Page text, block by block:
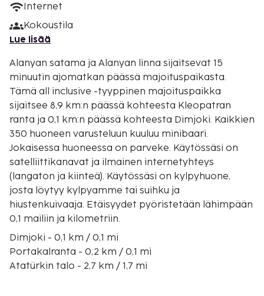
Internet
Kokoustila
Lue lisää
Alanyan satama ja Alanyan linna sijaitsevat 15
minuutin ajomatkan päässä majoituspaikasta.
Tämä all inclusive -tyyppinen majoituspaikka
sijaitsee 8,9 km:n päässä kohteesta Kleopatran
ranta ja 0,1 km:n päässä kohteesta Dimjoki. Kaikkien
350 huoneen varusteluun kuuluu minibaari.
Jokaisessa huoneessa on parveke. Käytössäsi on
satelliittikanavat ja ilmainen internetyhteys
(langaton ja kiinteä). Käytössäsi on kylpyhuone,
josta löytyy kylpyamme tai suihku ja
hiustenkuivaaja. Etäisyydet pyöristetään lähimpään
0,1 mailiin ja kilometriin.
Dimjoki - 0,1 km / 0,1 mi
Portakalranta - 0,2 km / 0,1 mi
Atatürkin talo - 2,7 km / 1,7 mi